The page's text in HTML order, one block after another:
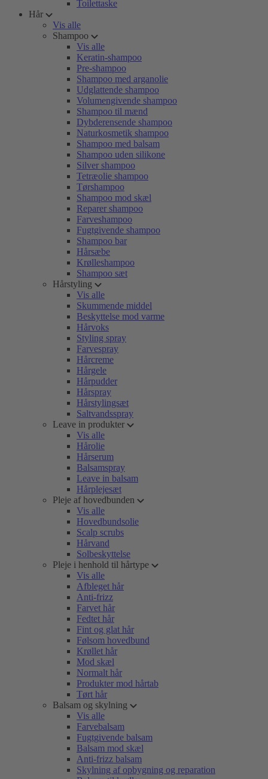
Toilettaske
Hår
Vis alle
Shampoo
Vis alle
Keratin-shampoo
Pre-shampoo
Shampoo med arganolie
Udglattende shampoo
Volumengivende shampoo
Shampoo til mænd
Dybderensende shampoo
Naturkosmetik shampoo
Shampoo med balsam
Shampoo uden silikone
Silver shampoo
Tetræolie shampoo
Tørshampoo
Shampoo mod skæl
Reparer shampoo
Farveshampoo
Fugtgivende shampoo
Shampoo bar
Hårsæbe
Krølleshampoo
Shampoo sæt
Hårstyling
Vis alle
Skummende middel
Beskyttelse mod varme
Hårvoks
Styling spray
Farvespray
Hårcreme
Hårgele
Hårpudder
Hårspray
Hårstylingsæt
Saltvandsspray
Leave in produkter
Vis alle
Hårolie
Hårserum
Balsamspray
Leave in balsam
Hårplejesæt
Pleje af hovedbunden
Vis alle
Hovedbundsolie
Scalp scrubs
Hårvand
Solbeskyttelse
Pleje i henhold til hårtype
Vis alle
Afbleget hår
Anti-frizz
Farvet hår
Fedtet hår
Fint og glat hår
Følsom hovedbund
Krøllet hår
Mod skæl
Normalt hår
Produkter mod hårtab
Tørt hår
Balsam og skylning
Vis alle
Farvebalsam
Fugtgivende balsam
Balsam mod skæl
Anti-frizz balsam
Skylning af opbygning og reparation